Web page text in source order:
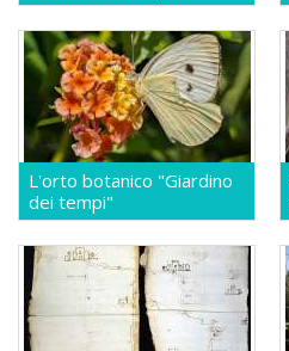
L'orto botanico "Giardino
dei tempi"